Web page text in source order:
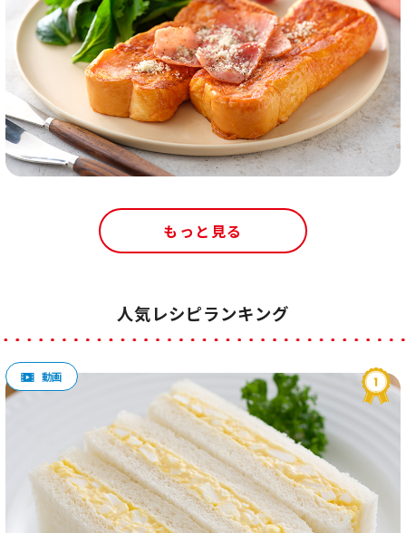
もっと見る
人気レシピランキング